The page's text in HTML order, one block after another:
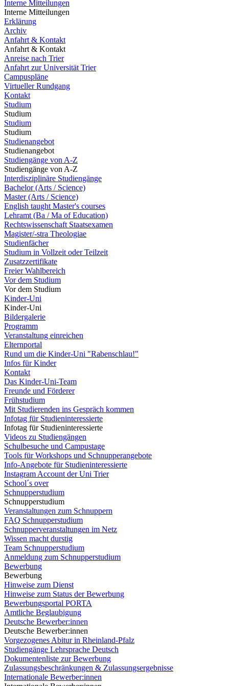
Interne Mitteilungen
Interne Mitteilungen
Erklärung
Archiv
Anfahrt & Kontakt
Anfahrt & Kontakt
Anreise nach Trier
Anfahrt zur Universität Trier
Campuspläne
Virtueller Rundgang
Kontakt
Studium
Studium
Studium
Studium
Studienangebot
Studienangebot
Studiengänge von A-Z
Studiengänge von A-Z
Interdisziplinäre Studiengänge
Bachelor (Arts / Science)
Master (Arts / Science)
English taught Master's courses
Lehramt (Ba / Ma of Education)
Rechtswissenschaft Staatsexamen
Magister/-stra Theologiae
Studienfächer
Studium in Vollzeit oder Teilzeit
Zusatzzertifikate
Freier Wahlbereich
Vor dem Studium
Vor dem Studium
Kinder-Uni
Kinder-Uni
Bildergalerie
Programm
Veranstaltung einreichen
Elternportal
Rund um die Kinder-Uni "Rabenschlau!"
Infos für Kinder
Kontakt
Das Kinder-Uni-Team
Freunde und Förderer
Frühstudium
Mit Studierenden ins Gespräch kommen
Infotag für Studieninteressierte
Infotag für Studieninteressierte
Videos zu Studiengängen
Schulbesuche und Campustage
Tools für Workshops und Schnupperangebote
Info-Angebote für Studieninteressierte
Instagram Account der Uni Trier
School´s over
Schnupperstudium
Schnupperstudium
Veranstaltungen zum Schnuppern
FAQ Schnupperstudium
Schnupperveranstaltungen im Netz
Wissen macht durstig
Team Schnupperstudium
Anmeldung zum Schnupperstudium
Bewerbung
Bewerbung
Hinweise zum Dienst
Hinweise zum Status der Bewerbung
Bewerbungsportal PORTA
Amtliche Beglaubigung
Deutsche Bewerber:innen
Deutsche Bewerber:innen
Vorgezogenes Abitur in Rheinland-Pfalz
Studiengänge Lehrsprache Deutsch
Dokumentenliste zur Bewerbung
Zulassungsbeschränkungen & Zulassungsergebnisse
Internationale Bewerber:innen